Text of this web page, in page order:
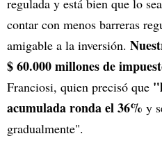
regulada y está bien que lo
contar con menos barreras
amigable a la inversión.
$ 60.000 millones de
Franciosi, quien precisó que
acumulada ronda el 36% y
gradualmente".